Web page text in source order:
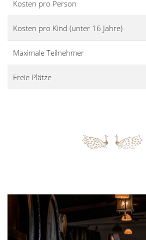
Kosten pro Person
Kosten pro Kind (unter 16 Jahre)
Maximale Teilnehmer
Freie Plätze